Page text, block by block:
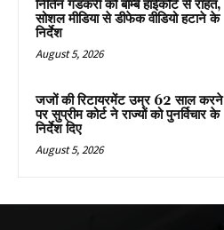
नितिन गडकरी को बॉम्बे हाईकोर्ट से राहत,
सोशल मीडिया से डीफेक वीडियो हटाने के
निर्देश
August 5, 2026
जजों की रिटायरमेंट उम्र 62 साल करने
पर सुप्रीम कोर्ट ने राज्यों को पुनर्विचार के
निर्देश दिए
August 5, 2026